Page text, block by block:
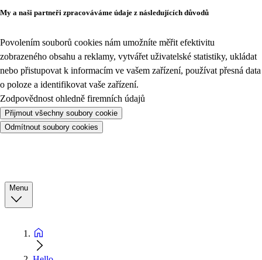
My a naši partneři zpracováváme údaje z následujících důvodů
Povolením souborů cookies nám umožníte měřit efektivitu
zobrazeného obsahu a reklamy, vytvářet uživatelské statistiky, ukládat
nebo přistupovat k informacím ve vašem zařízení, používat přesná data
o poloze a identifikovat vaše zařízení.
Zodpovědnost ohledně firemních údajů
Přijmout všechny soubory cookie
Odmítnout soubory cookies
Menu